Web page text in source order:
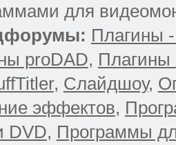
для
Плагины
proDAD, Плагины
, Слайдшоу,
эффектов,
DVD, Программы